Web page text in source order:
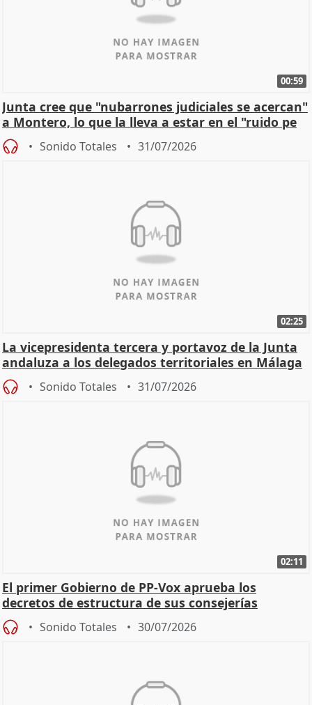
00:59
Junta cree que "nubarrones judiciales se acercan"
a Montero, lo que la lleva a estar en el "ruido pe
Sonido Totales 31/07/2026
02:25
La vicepresidenta tercera y portavoz de la Junta
andaluza a los delegados territoriales en Málaga
Sonido Totales 31/07/2026
02:11
El primer Gobierno de PP-Vox aprueba los
decretos de estructura de sus consejerías
Sonido Totales 30/07/2026